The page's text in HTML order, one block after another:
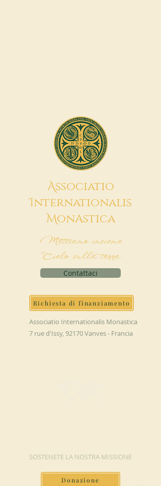
Associatio
Internationalis
MonAstica
Mettiamo insieme
Cielo sulla terra
Contattaci
Richiesta di finanziamento
Associatio Internationalis Monastica
7 rue d'Issy, 92170 Vanves - Francia
SOSTENETE LA NOSTRA MISSIONE
Donazione